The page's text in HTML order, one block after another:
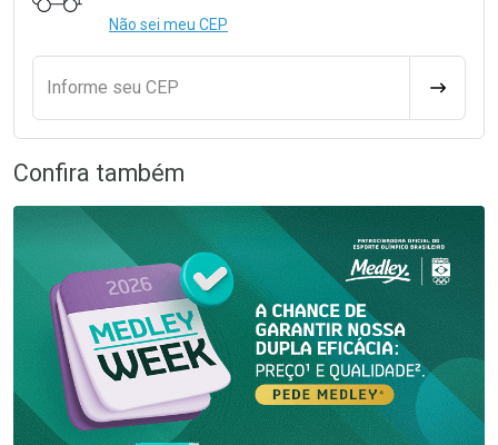
Não sei meu CEP
Informe seu CEP
Confira também